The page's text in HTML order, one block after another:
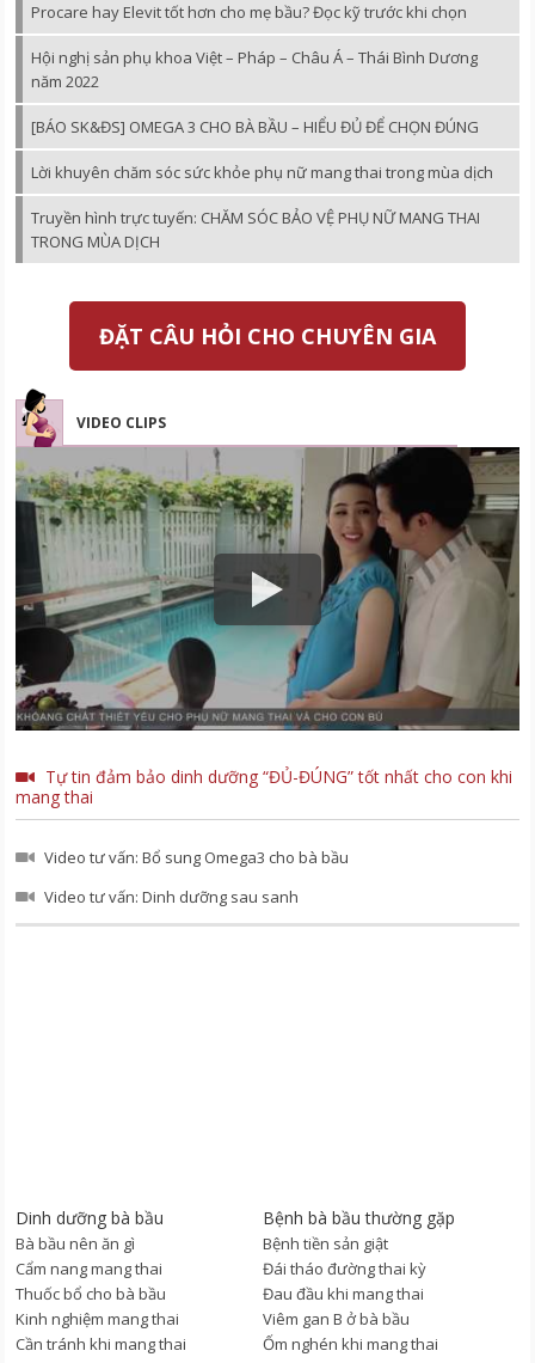
Procare hay Elevit tốt hơn cho mẹ bầu? Đọc kỹ trước khi chọn
Hội nghị sản phụ khoa Việt – Pháp – Châu Á – Thái Bình Dương
năm 2022
[BÁO SK&ĐS] OMEGA 3 CHO BÀ BẦU – HIỂU ĐỦ ĐỂ CHỌN ĐÚNG
Lời khuyên chăm sóc sức khỏe phụ nữ mang thai trong mùa dịch
Truyền hình trực tuyến: CHĂM SÓC BẢO VỆ PHỤ NỮ MANG THAI
TRONG MÙA DỊCH
ĐẶT CÂU HỎI CHO CHUYÊN GIA
VIDEO CLIPS
Tự tin đảm bảo dinh dưỡng “ĐỦ-ĐÚNG” tốt nhất cho con khi
mang thai
Video tư vấn: Bổ sung Omega3 cho bà bầu
Video tư vấn: Dinh dưỡng sau sanh
Dinh dưỡng bà bầu
Bà bầu nên ăn gì
Cẩm nang mang thai
Thuốc bổ cho bà bầu
Kinh nghiệm mang thai
Cần tránh khi mang thai
Bệnh bà bầu thường gặp
Bệnh tiền sản giật
Đái tháo đường thai kỳ
Đau đầu khi mang thai
Viêm gan B ở bà bầu
Ốm nghén khi mang thai